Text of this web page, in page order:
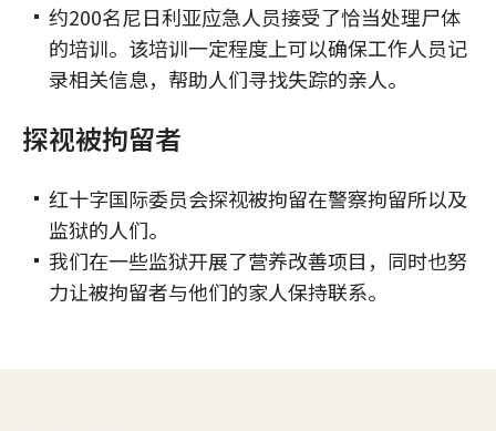
约200名尼日利亚应急人员接受了恰当处理尸体
的培训。该培训一定程度上可以确保工作人员记
录相关信息，帮助人们寻找失踪的亲人。
探视被拘留者
红十字国际委员会探视被拘留在警察拘留所以及
监狱的人们。
我们在一些监狱开展了营养改善项目，同时也努
力让被拘留者与他们的家人保持联系。